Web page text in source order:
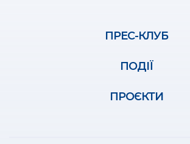
ПРЕС-КЛУБ
ПОДІЇ
ПРОЄКТИ